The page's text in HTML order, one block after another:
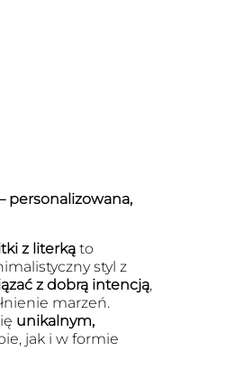
personalizowana,
z literkąto
styl z
z dobrą intencją,
marzeń.
unikalnym,
jak i w formie